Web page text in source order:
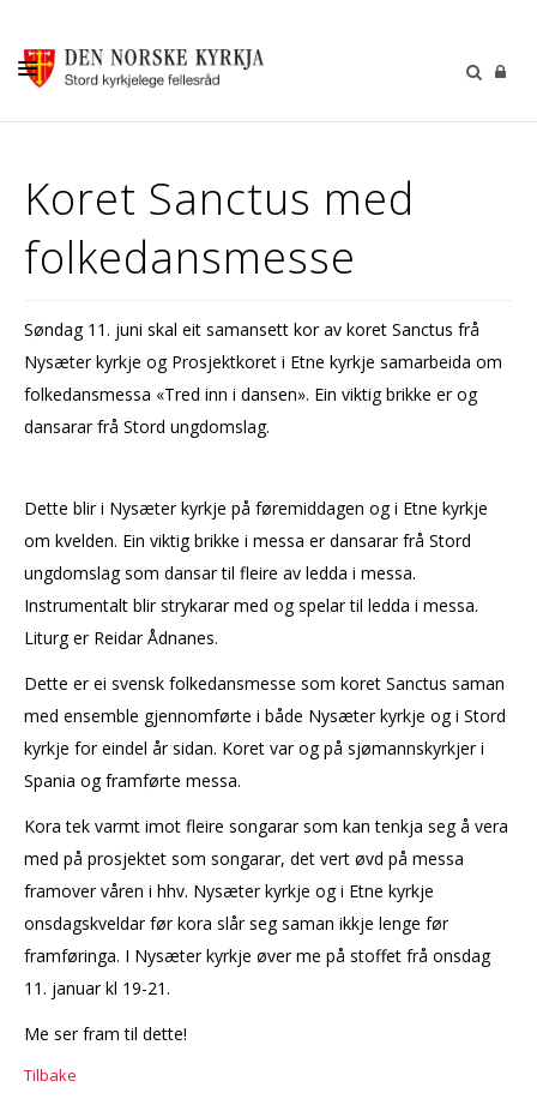
GUDSTENESTER
DÅP VIGSEL GRAVFERD
SOKNERÅDA
INFORMASJON
KONTAKT OSS
Koret Sanctus med
folkedansmesse
Søndag 11. juni skal eit samansett kor av koret Sanctus frå
Nysæter kyrkje og Prosjektkoret i Etne kyrkje samarbeida om
folkedansmessa «Tred inn i dansen». Ein viktig brikke er og
dansarar frå Stord ungdomslag.
Dette blir i Nysæter kyrkje på føremiddagen og i Etne kyrkje
om kvelden. Ein viktig brikke i messa er dansarar frå Stord
ungdomslag som dansar til fleire av ledda i messa.
Instrumentalt blir strykarar med og spelar til ledda i messa.
Liturg er Reidar Ådnanes.
Dette er ei svensk folkedansmesse som koret Sanctus saman
med ensemble gjennomførte i både Nysæter kyrkje og i Stord
kyrkje for eindel år sidan. Koret var og på sjømannskyrkjer i
Spania og framførte messa.
Kora tek varmt imot fleire songarar som kan tenkja seg å vera
med på prosjektet som songarar, det vert øvd på messa
framover våren i hhv. Nysæter kyrkje og i Etne kyrkje
onsdagskveldar før kora slår seg saman ikkje lenge før
framføringa. I Nysæter kyrkje øver me på stoffet frå onsdag
11. januar kl 19-21.
Me ser fram til dette!
Tilbake